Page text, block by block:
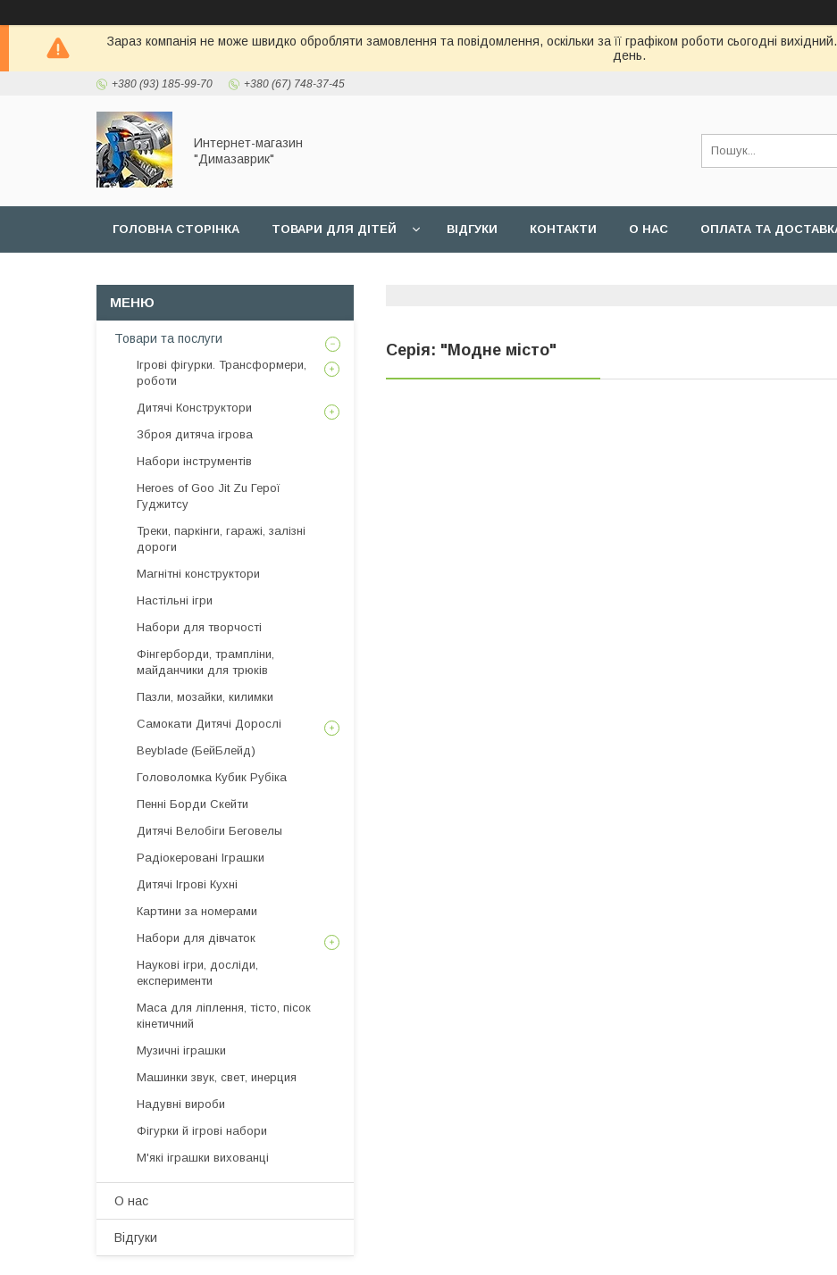
Зараз компанія не може швидко обробляти замовлення та повідомлення, оскільки за її графіком роботи сьогодні
день.
+380 (93) 185-99-70 +380 (67) 748-37-45
Интернет-магазин
"Димазаврик"
ГОЛОВНА СТОРIНКА ТОВАРИ ДЛЯ ДIТЕЙ ВIДГУКИ КОНТАКТИ О НАС ОПЛАТА ТА
Серія: "Модне місто"
Товари та послуги
Ігрові фігурки. Трансформери,
роботи
Дитячі Конструктори
Зброя дитяча ігрова
Набори інструментів
Heroes of Goo Jit Zu Герої
Гуджитсу
Треки, паркінги, гаражі, залізні
дороги
Магнітні конструктори
Настільні ігри
Набори для творчості
Фінгерборди, трампліни,
майданчики для трюків
Пазли, мозайки, килимки
Самокати Дитячі Дорослі
Beyblade (БейБлейд)
Головоломка Кубик Рубіка
Пенні Борди Скейти
Дитячі Велобіги Беговелы
Радіокеровані Іграшки
Дитячі Ігрові Кухні
Картини за номерами
Набори для дівчаток
Наукові ігри, досліди,
експерименти
Маса для ліплення, тісто, пісок
кінетичний
Музичні іграшки
Машинки звук, свет, инерция
Надувні вироби
Фігурки й ігрові набори
М'які іграшки вихованці
О нас
Вiдгуки